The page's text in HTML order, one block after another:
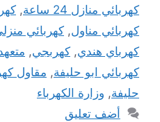
كهربائي منازل 24 ساعة
,
كهربائي مناول, كهربائي
كهرباي هندي, كهربجي,
كهربائي ابو حليفة, مقاول
حليفة, وزارة الكهرباء
أضف تعليق